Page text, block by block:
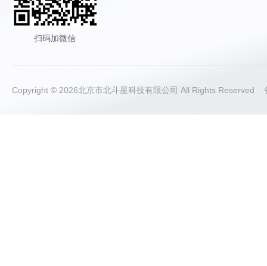
扫码加微信
Copyright © 2026北京市北斗星科技有限公司 All Rights Reserved